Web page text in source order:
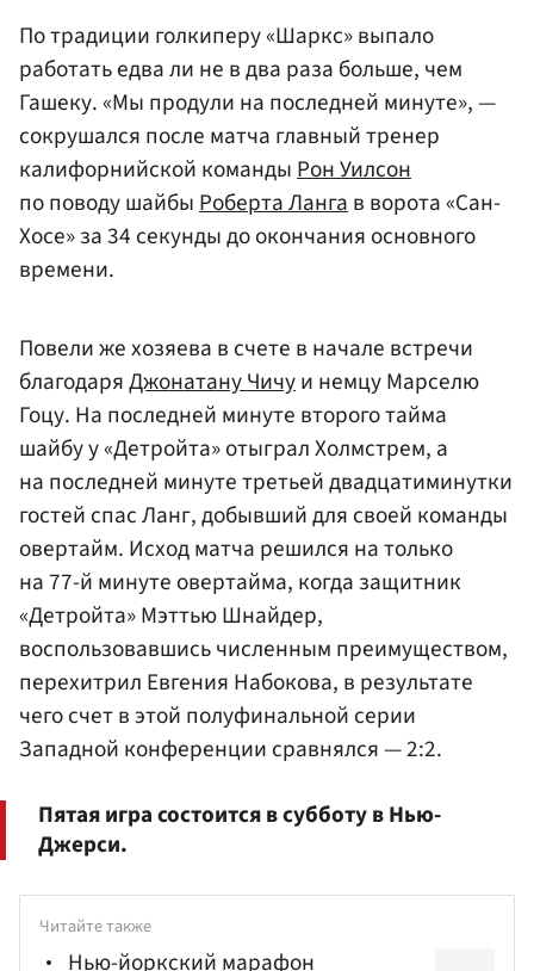
По традиции голкиперу «Шаркс» выпало
работать едва ли не в два раза больше, чем
Гашеку. «Мы продули на последней минуте», —
сокрушался после матча главный тренер
калифорнийской командыРон Уилсон
по поводу шайбыРоберта Лангав ворота «Сан-
Хосе» за 34 секунды до окончания основного
времени.
Повели же хозяева в счете в начале встречи
благодаряДжонатану Чичуи немцу Марселю
Гоцу. На последней минуте второго тайма
шайбу у «Детройта» отыграл Холмстрем, а
на последней минуте третьей двадцатиминутки
гостей спас Ланг, добывший для своей команды
овертайм. Исход матча решился на только
на 77-й минуте овертайма, когда защитник
«Детройта» Мэттью Шнайдер,
воспользовавшись численным преимуществом,
перехитрил Евгения Набокова, в результате
чего счет в этой полуфинальной серии
Западной конференции сравнялся — 2:2.
Пятая игра состоится в субботу в Нью-
Джерси.
Читайте также
Нью-йоркский марафон